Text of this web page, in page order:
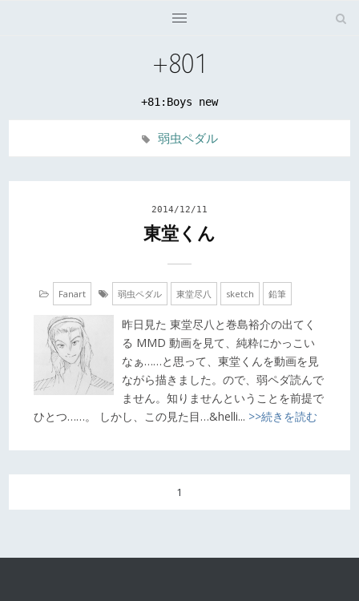
+801
+81:Boys new
ー
弱虫ペダル
2014/12/11
東堂くん
Fanart 弱虫ペダル 東堂尽八 sketch 鉛筆
昨日見た 東堂尽八と巻島裕介の出てく
る MMD 動画を見て、純粋にかっこい
なぁ……と思って、東堂くんを動画を見
ながら描きました。ので、弱ペダ読んで
ません。知りませんということを前提で
ひとつ……。 しかし、この見た目…&helli... >>続きを読む
1